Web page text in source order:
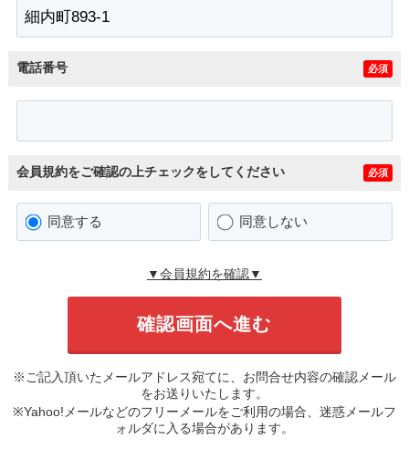
電話番号 必須
会員規約をご確認の上チェックをしてください 必須
同意する 同意しない
▼会員規約を確認▼
※ご記入頂いたメールアドレス宛てに、お問合せ内容の確認メール
をお送りいたします。
※Yahoo!メールなどのフリーメールをご利用の場合、迷惑メールフ
ォルダに入る場合があります。